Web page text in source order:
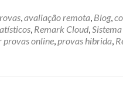
,avaliação remota, Blog,
, Remark Cloud,
provas online,provas hibrida,